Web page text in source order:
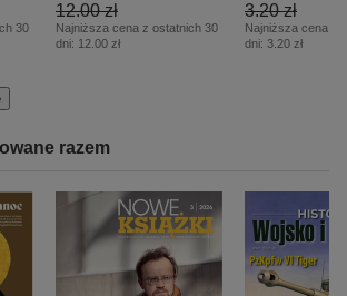
30
12.00 zł
Najniższa cena z ostatnich 30
dni: 12.00 zł
3.20 zł
Najniższa cena z
dni: 3.20 zł
razem